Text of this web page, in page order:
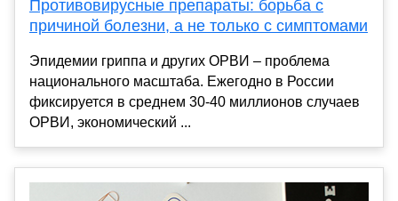
Противовирусные препараты: борьба с
причиной болезни, а не только с симптомами
Эпидемии гриппа и других ОРВИ – проблема
национального масштаба. Ежегодно в России
фиксируется в среднем 30-40 миллионов случаев
ОРВИ, экономический ...